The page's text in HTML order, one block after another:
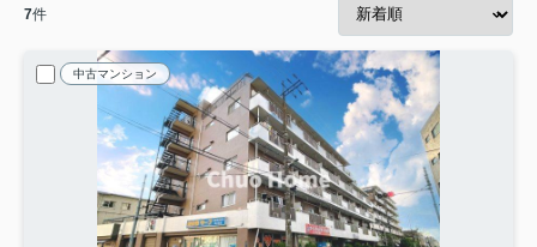
7件
中古マンション